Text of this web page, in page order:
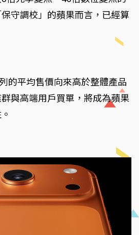
守調校」的蘋果而言，已經算
的平均售價向來高於整體產品
與高端用戶買單，將成為蘋果